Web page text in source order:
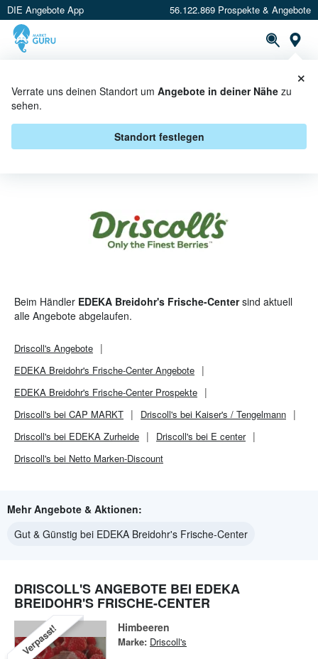
DIE Angebote App 56.122.869 Prospekte & Angebote
Verrate uns deinen Standort um Angebote in deiner Nähe zu
sehen.
Standort festlegen
×
DRISCOLL'S BEI EDEKA
BREIDOHR'S FRISCHE-CENTER -
ANGEBOTE & AKTIONEN
Beim Händler EDEKA Breidohr's Frische-Centersind aktuell
alle Angebote abgelaufen.
Driscoll's Angebote
EDEKA Breidohr's Frische-CenterAngebote
EDEKA Breidohr's Frische-CenterProspekte
Driscoll's bei CAP MARKT
Driscoll's bei Kaiser's / Tengelmann
Driscoll's bei EDEKA Zurheide
Driscoll's bei E center
Driscoll's bei Netto Marken-Discount
Mehr Angebote & Aktionen:
Gut & Günstig bei EDEKA Breidohr's Frische-Center
DRISCOLL'S ANGEBOTE BEI EDEKA
BREIDOHR'S FRISCHE-CENTER
Verpasst! Himbeeren
Marke: Driscoll's